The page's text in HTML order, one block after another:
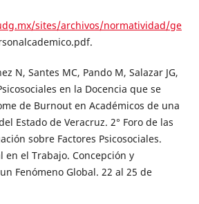
sites/archivos/normatividad/ge
N, Santes MC, Pando M, Salazar JG,
en la Docencia que se
de Burnout en Académicos de una
Estado de Veracruz. 2° Foro de las
sobre Factores Psicosociales.
en el Trabajo. Concepción y
Fenómeno Global. 22 al 25 de